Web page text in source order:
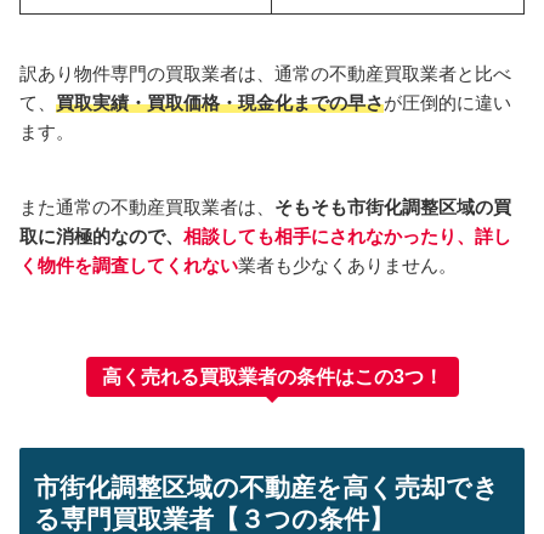
訳あり物件専門の買取業者は、通常の不動産買取業者と比べ
て、 買取実績・買取価格・現金化までの早さが圧倒的に違い
ます。
また通常の不動産買取業者は、 そもそも市街化調整区域の買
取に消極的なので、 相談しても相手にされなかったり、詳し
く物件を調査してくれない業者も少なくありません。
高く売れる買取業者の条件はこの3つ！
市街化調整区域の不動産を高く売却でき
る専門買取業者【３つの条件】